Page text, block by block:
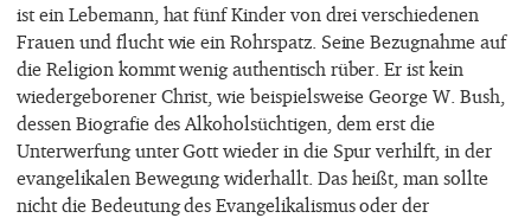
ist ein Lebemann, hat fünf Kinder von drei verschiedenen
Frauen und flucht wie ein Rohrspatz. Seine Bezugnahme auf
die Religion kommt wenig authentisch rüber. Er ist kein
wiedergeborener Christ, wie beispielsweise George W. Bush,
dessen Biografie des Alkoholsüchtigen, dem erst die
Unterwerfung unter Gott wieder in die Spur verhilft, in der
evangelikalen Bewegung widerhallt. Das heißt, man sollte
nicht die Bedeutung des Evangelikalismus oder der